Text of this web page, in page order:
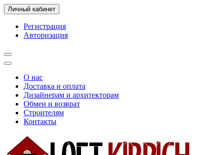
Личный кабинет
Регистрация
Авторизация
О нас
Доставка и оплата
Дизайнерам и архитекторам
Обмен и возврат
Строителям
Контакты